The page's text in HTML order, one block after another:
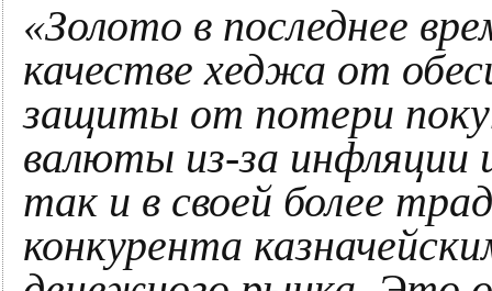
«Золото в последнее
качестве хеджа от
защиты от потери
валюты из-за инфляции
так и в своей более
конкурента